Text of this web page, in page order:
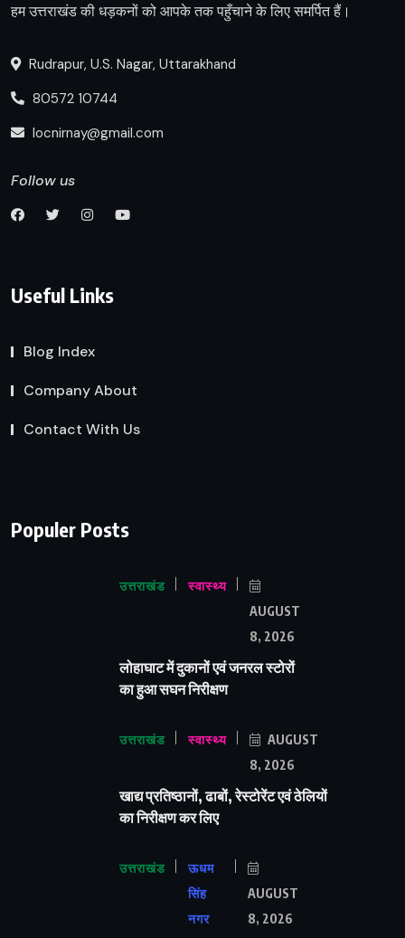
हम उत्तराखंड की धड़कनों को आपके तक पहुँचाने के लिए समर्पित हैं।
Rudrapur, U.S. Nagar, Uttarakhand
80572 10744
locnirnay@gmail.com
Follow us
Useful Links
Blog Index
Company About
Contact With Us
Populer Posts
उत्तराखंड स्वास्थ्य
AUGUST
8, 2026
लोहाघाट में दुकानों एवं जनरल स्टोरों
का हुआ सघन निरीक्षण
उत्तराखंड स्वास्थ्य
AUGUST
8, 2026
खाद्य प्रतिष्ठानों, ढाबों, रेस्टोरेंट एवं ठेलियों
का निरीक्षण कर लिए
उत्तराखंड
ऊधम
सिंह
नगर
AUGUST
8, 2026